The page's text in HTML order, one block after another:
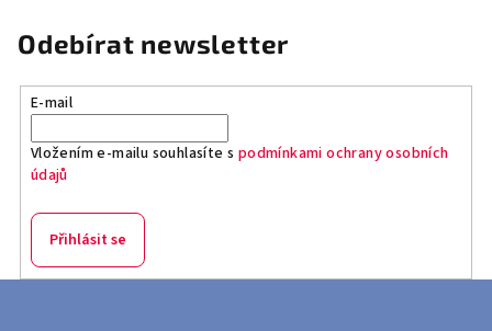
Odebírat newsletter
E-mail
Vložením e-mailu souhlasíte s podmínkami ochrany osobních
údajů
Přihlásit se